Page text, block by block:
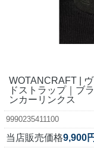
WOTANCRAFT |
ドストラップ｜ブ
ンカーリンクス
9990235411100
当店販売価格9,900円